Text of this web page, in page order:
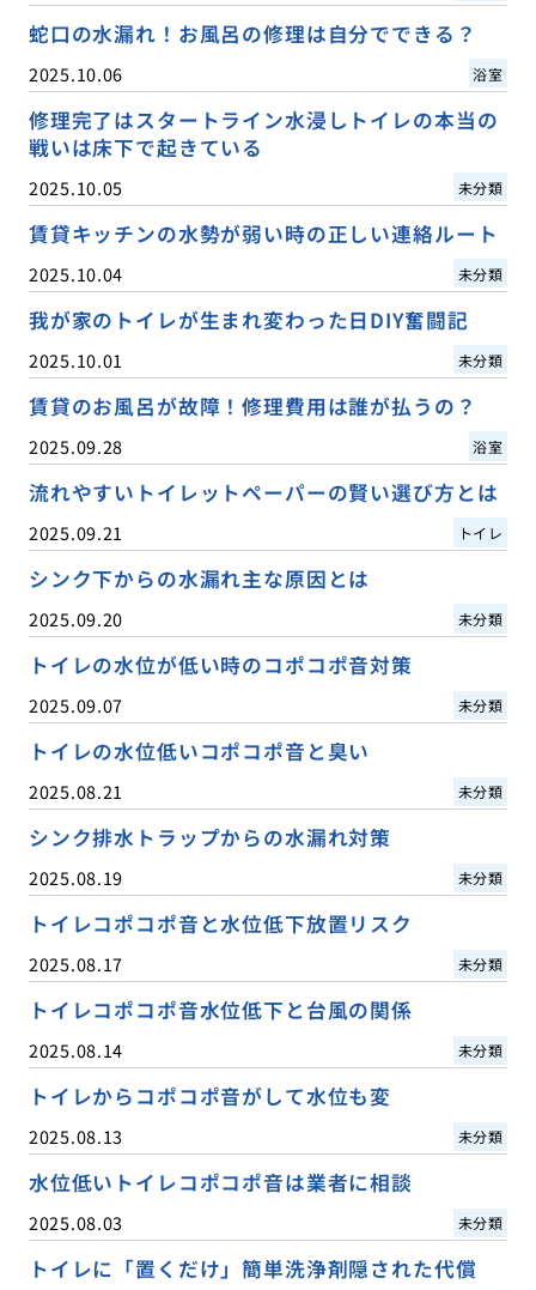
蛇口の水漏れ！お風呂の修理は自分でできる？
2025.10.06 浴室
修理完了はスタートライン水浸しトイレの本当の
戦いは床下で起きている
2025.10.05 未分類
賃貸キッチンの水勢が弱い時の正しい連絡ルート
2025.10.04 未分類
我が家のトイレが生まれ変わった日DIY奮闘記
2025.10.01 未分類
賃貸のお風呂が故障！修理費用は誰が払うの？
2025.09.28 浴室
流れやすいトイレットペーパーの賢い選び方とは
2025.09.21 トイレ
シンク下からの水漏れ主な原因とは
2025.09.20 未分類
トイレの水位が低い時のコポコポ音対策
2025.09.07 未分類
トイレの水位低いコポコポ音と臭い
2025.08.21 未分類
シンク排水トラップからの水漏れ対策
2025.08.19 未分類
トイレコポコポ音と水位低下放置リスク
2025.08.17 未分類
トイレコポコポ音水位低下と台風の関係
2025.08.14 未分類
トイレからコポコポ音がして水位も変
2025.08.13 未分類
水位低いトイレコポコポ音は業者に相談
2025.08.03 未分類
トイレに「置くだけ」簡単洗浄剤隠された代償